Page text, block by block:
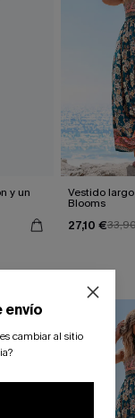
y un Vestido
Blooms
27,10 €
envío
cambiar al sitio